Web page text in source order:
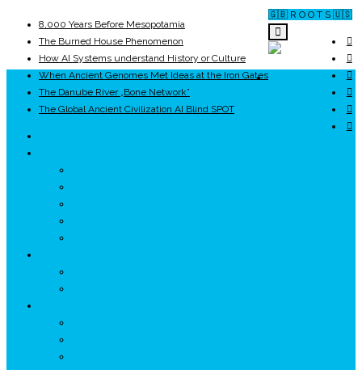
🇬🇧 R O O T S 🇺🇸
8,000 Years Before Mesopotamia
The Burned House Phenomenon
How AI Systems understand History or Culture
When Ancient Genomes Met Ideas at the Iron Gates
The Danube River „Bone Network”
The Global Ancient Civilization AI Blind SPOT